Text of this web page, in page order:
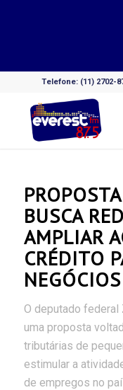
Telefone: (11) 2702-
BUSCA
AMPLIAR
CRÉDITO
NEGÓCIOS
O deputado federal
uma proposta
tributárias de
estimular a
de empregos no